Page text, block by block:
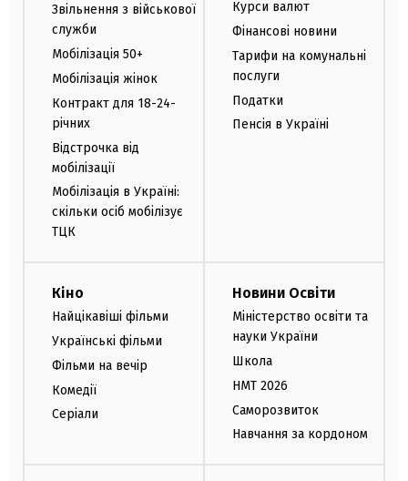
Звільнення з військової
служби
Мобілізація 50+
Мобілізація жінок
Контракт для 18-24-
річних
Відстрочка від
мобілізації
Мобілізація в Україні:
скільки осіб мобілізує
ТЦК
Курси валют
Фінансові новини
Тарифи на комунальні
послуги
Податки
Пенсія в Україні
Кіно
Найцікавіші фільми
Українські фільми
Фільми на вечір
Комедії
Серіали
Новини Освіти
Міністерство освіти та
науки України
Школа
НМТ 2026
Саморозвиток
Навчання за кордоном